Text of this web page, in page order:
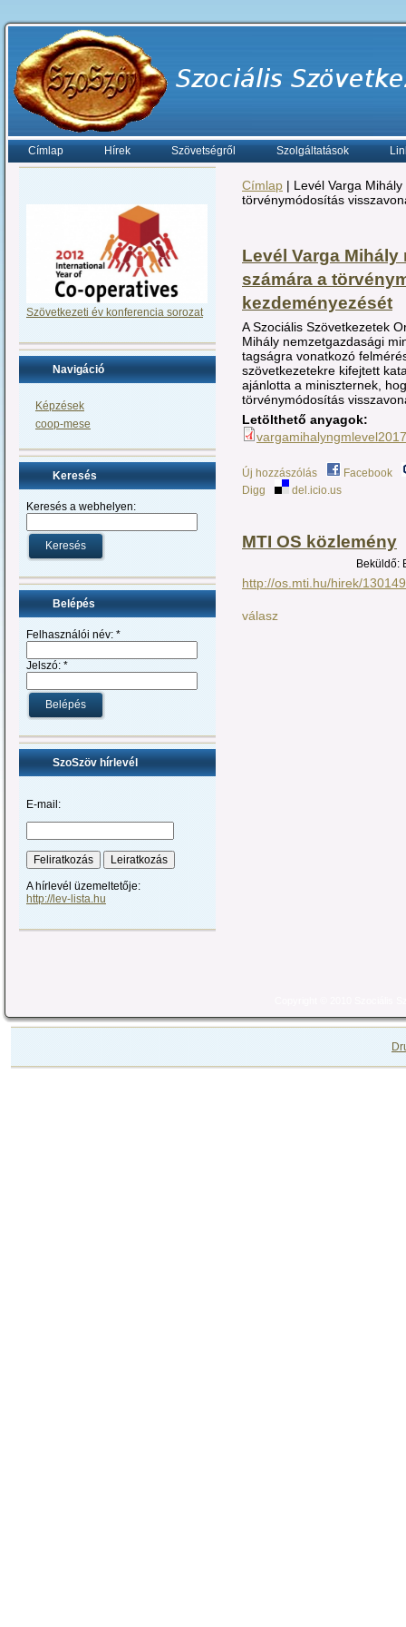
Címlap Hírek Szövetségről Szolgáltatások
Szövetkezeti év konferencia sorozat
Navigáció
Képzések
coop-mese
Keresés
Keresés a webhelyen:
Belépés
Felhasználói név: *
Jelszó: *
SzoSzöv hírlevél
E-mail:
A hírlevél üzemeltetője:
http://lev-lista.hu
Címlap | Levél Varga
törvénymódosítás
Levél Varga
számára a
kezdeményezését
A Szociális Szövetkezetek
Mihály nemzetgazdasági
tagságra vonatkozó
szövetkezetekre kifejtett
ajánlotta a miniszternek,
törvénymódosítás
Letölthető anyagok:
Új hozzászólás
Facebook
Digg
del.icio.us
MTI OS közlemény
Beküldő:
http://os.mti.hu/hirek/
válasz